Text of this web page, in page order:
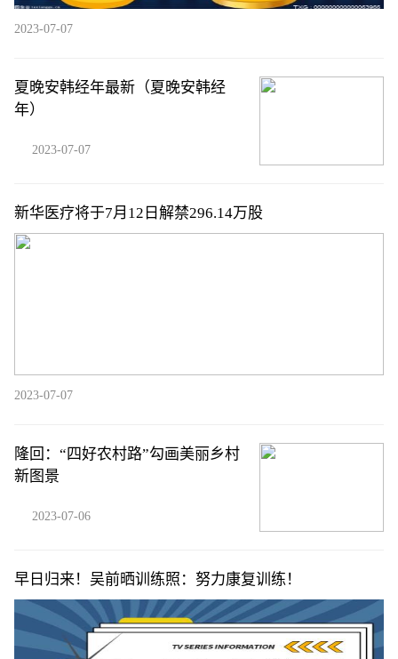
2023-07-07
夏晚安韩经年最新（夏晚安韩经
年）
2023-07-07
新华医疗将于7月12日解禁296.14万股
2023-07-07
隆回：“四好农村路”勾画美丽乡村
新图景
2023-07-06
早日归来！吴前晒训练照：努力康复训练！